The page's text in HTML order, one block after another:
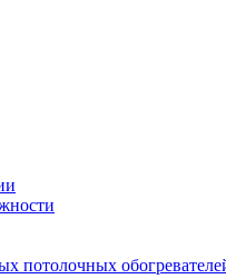
потолочных